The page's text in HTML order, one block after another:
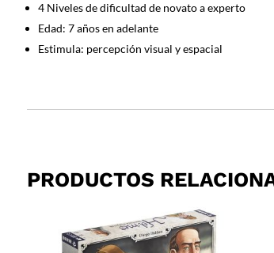
4 Niveles de dificultad de novato a experto
Edad: 7 años en adelante
Estimula: percepción visual y espacial
PRODUCTOS